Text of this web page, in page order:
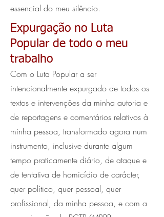
essencial do meu silêncio.
Expurgação no Luta
Popular de todo o meu
trabalho
Com o Luta Popular a ser
intencionalmente expurgado de todos os
textos e intervenções da minha autoria e
de reportagens e comentários relativos à
minha pessoa, transformado agora num
instrumento, inclusive durante algum
tempo praticamente diário, de ataque e
de tentativa de homicídio de carácter,
quer político, quer pessoal, quer
profissional, da minha pessoa, e com a